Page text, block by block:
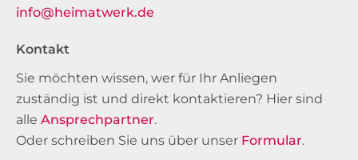
info@heimatwerk.de
Kontakt
Sie möchten wissen, wer für Ihr Anliegen
zuständig ist und direkt kontaktieren? Hier sind
alle Ansprechpartner.
Oder schreiben Sie uns über unser Formular.